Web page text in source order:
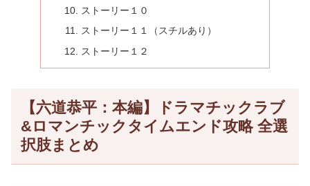
ストーリー１０
ストーリー１１（スチルあり）
ストーリー１２
【六道恭平：本編】ドラマチックラブ
&ロマンチックタイムエンド攻略 全選
択肢まとめ